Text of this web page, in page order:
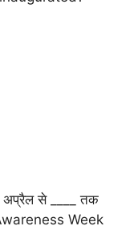
अप्रैल से ____ तक
Week